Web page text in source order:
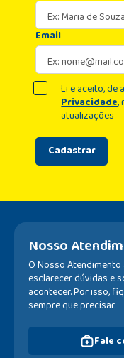
Email
Cadastrar
Li e aceito, de
Privacidade,
atualizações
Nosso
O Nosso Atendimento
esclarecer dúvidas e
acontecer. Por isso,
sempre que precisar.
Fale